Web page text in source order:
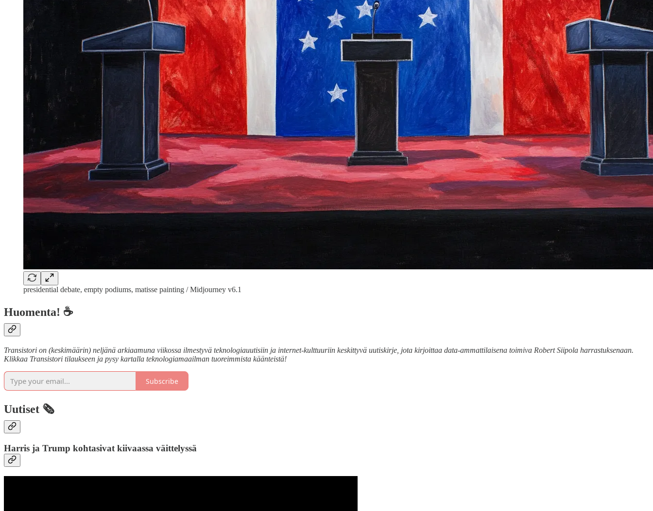
presidential debate, empty podiums, matisse painting / Midjourney v6.1
Huomenta! ☕
Transistori on (keskimäärin) neljänä arkiaamuna viikossa ilmestyvä teknologiauutisiin ja internet-kulttuuriin keskittyvä uutiskirje, jota kirjoittaa data-ammattilaisena toimiva Robert Siipola harrastuksenaan.
Klikkaa Transistori tilaukseen ja pysy kartalla teknologiamaailman tuoreimmista käänteistä!
Subscribe
Uutiset 🗞️
Harris ja Trump kohtasivat kiivaassa väittelyssä